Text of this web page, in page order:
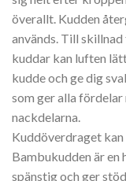
överallt. Kudden
används. Till
kuddar kan luften
kudde och ge dig
som ger alla fördelar
nackdelarna.
Kuddöverdraget kan
Bambukudden är
spänstig och ger